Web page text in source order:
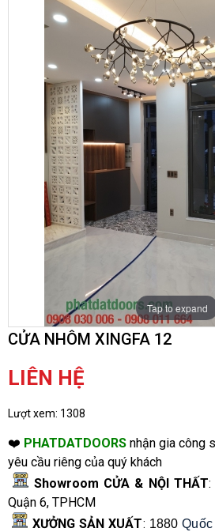
Tap to expand
CỬA NHÔM XINGFA 12
LIÊN HỆ
Lượt xem: 1308
❤️ PHATDATDOORS nhận gia công
yêu cầu riêng của quý khách
Showroom CỬA & NỘI THẤT:
Quận 6, TPHCM
XƯỞNG SẢN XUẤT: 1880